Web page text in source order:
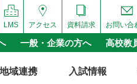
お問い合
資料請求
アクセス
LMS
一般・企業の方へ 高校教
地域連携 入試情報